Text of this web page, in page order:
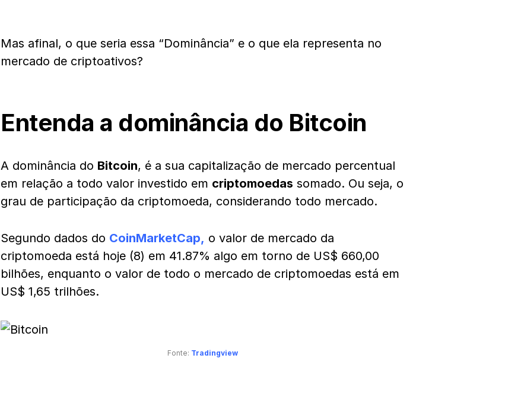
Mas afinal, o que seria essa “Dominância” e o que ela representa no
mercado de criptoativos?
Entenda a dominância do Bitcoin
A dominância do Bitcoin, é a sua capitalização de mercado percentual
em relação a todo valor investido em criptomoedas somado. Ou seja, o
grau de participação da criptomoeda, considerando todo mercado.
Segundo dados do CoinMarketCap, o valor de mercado da
criptomoeda está hoje (8) em 41.87% algo em torno de US$ 660,00
bilhões, enquanto o valor de todo o mercado de criptomoedas está em
US$ 1,65 trilhões.
Fonte: Tradingview